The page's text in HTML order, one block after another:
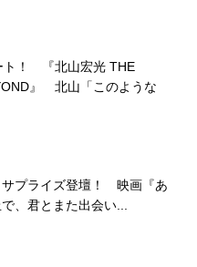
ト！ 『北山宏光 THE
』 北山「このような
サプライズ登壇！ 映画『あ
、君とまた出会い...